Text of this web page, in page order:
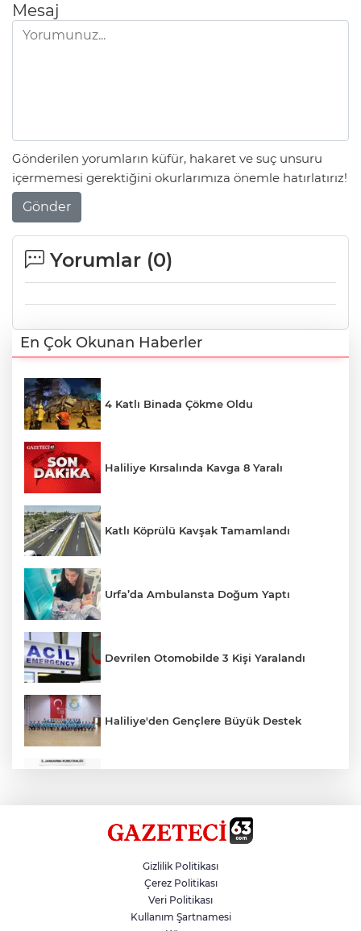
Mesaj
Gönderilen yorumların küfür, hakaret ve suç unsuru
içermemesi gerektiğini okurlarımıza önemle hatırlatırız!
Gönder
Yorumlar (0)
En Çok Okunan Haberler
4 Katlı Binada Çökme Oldu
Haliliye Kırsalında Kavga 8 Yaralı
Katlı Köprülü Kavşak Tamamlandı
Urfa’da Ambulansta Doğum Yaptı
Devrilen Otomobilde 3 Kişi Yaralandı
Haliliye'den Gençlere Büyük Destek
Hikmet Başak’tan Ulaşım Çalışması
Atatürk Bulvarında Asfalt Yenileniyor
Gizlilik Politikası
Çerez Politikası
Veri Politikası
Kullanım Şartnamesi